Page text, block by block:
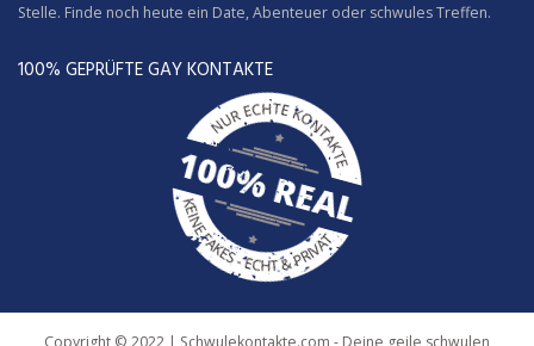
Stelle. Finde noch heute ein Date, Abenteuer oder schwules Treffen.
100% GEPRÜFTE GAY KONTAKTE
Copyright © 2022 | Schwulekontakte.com - Deine geile schwulen